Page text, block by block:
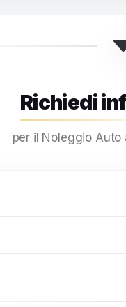
Richiedi
per il Noleggio Auto